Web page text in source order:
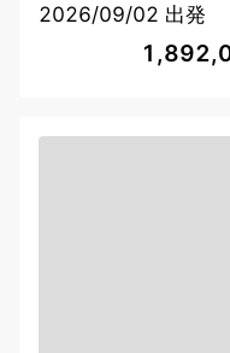
2026/09/02 出発